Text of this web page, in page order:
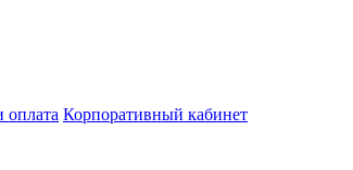
оплата Корпоративный кабинет